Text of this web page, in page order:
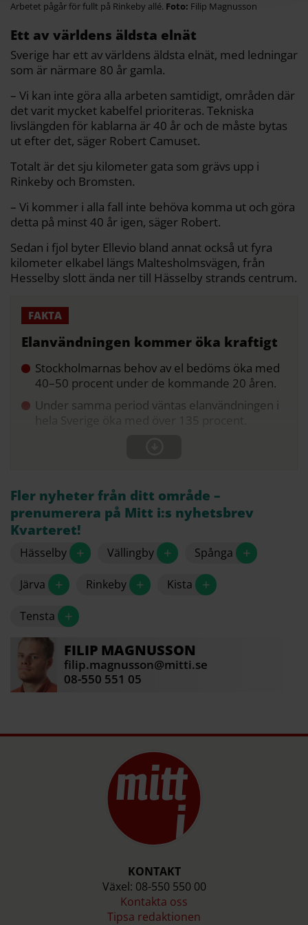
Arbetet pågår för fullt på Rinkeby allé. Filip Magnusson
Ett av världens äldsta elnät
Sverige har ett av världens äldsta elnät, med ledningar
som är närmare 80 år gamla.
– Vi kan inte göra alla arbeten samtidigt, områden där
det varit mycket kabelfel prioriteras. Tekniska
livslängden för kablarna är 40 år och de måste bytas
ut efter det, säger Robert Camuset.
Totalt är det sju kilometer gata som grävs upp i
Rinkeby och Bromsten.
– Vi kommer i alla fall inte behöva komma ut och göra
detta på minst 40 år igen, säger Robert.
Sedan i fjol byter Ellevio bland annat också ut fyra
kilometer elkabel längs Maltesholmsvägen, från
Hesselby slott ända ner till Hässelby strands centrum.
Elanvändningen kommer öka kraftigt
Stockholmarnas behov av el bedöms öka med
40–50 procent under de kommande 20 åren.
Under samma period väntas elanvändningen i
hela Sverige öka med över 135 procent.
Fler nyheter från ditt område –
prenumerera på Mitt i:s nyhetsbrev
Kvarteret!
Hässelby + Vällingby + Spånga +
Järva + Rinkeby + Kista +
Tensta +
FILIP MAGNUSSON
filip.magnusson@mitti.se
08-550 551 05
KONTAKT
Växel: 08-550 550 00
Kontakta oss
Tipsa redaktionen